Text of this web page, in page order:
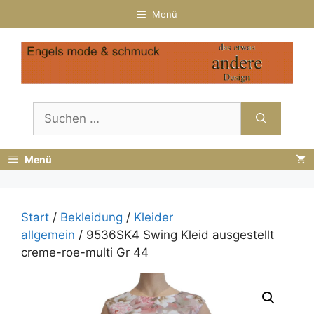
Inhalt
springen
Menü
nach:
Menü
Start / Bekleidung / Kleider
allgemein / 9536SK4 Swing Kleid ausgestellt
creme-roe-multi Gr 44